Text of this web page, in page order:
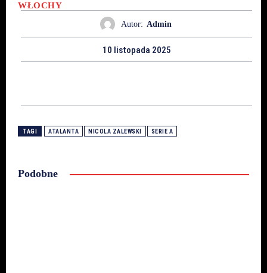
WŁOCHY
Autor: Admin
10 listopada 2025
TAGI ATALANTA NICOLA ZALEWSKI SERIE A
Podobne